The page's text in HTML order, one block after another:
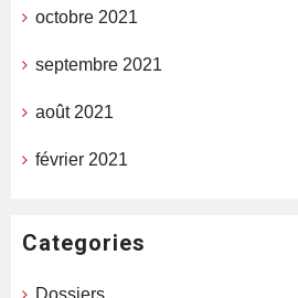
octobre 2021
septembre 2021
août 2021
février 2021
Categories